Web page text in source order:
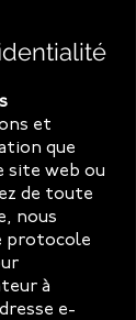
et
que
site web ou
de toute
nous
protocole
à
e-